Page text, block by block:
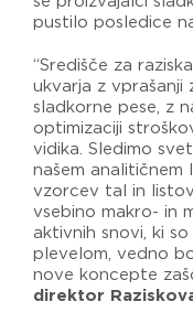
pustilo posledice
“Središče za
ukvarja z vprašanji
sladkorne pese, z
optimizaciji
vidika. Sledimo
našem analitičnem
vzorcev tal in
vsebino makro- in
aktivnih snovi, ki
plevelom, vedno
nove koncepte
direktor